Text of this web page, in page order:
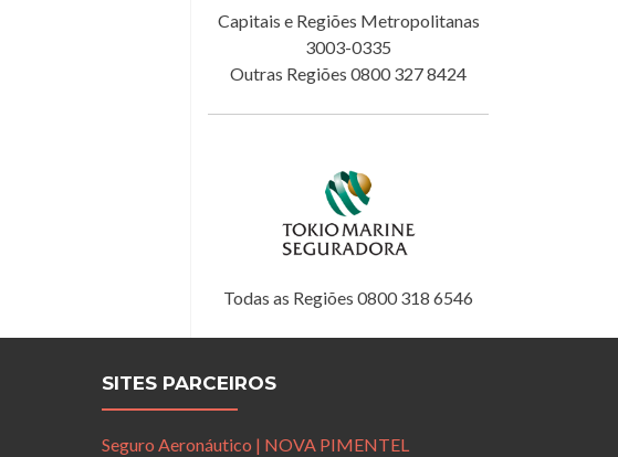
Capitais e Regiões Metropolitanas
3003-0335
Outras Regiões 0800 327 8424
Todas as Regiões 0800 318 6546
SITES PARCEIROS
Seguro Aeronáutico | NOVA PIMENTEL